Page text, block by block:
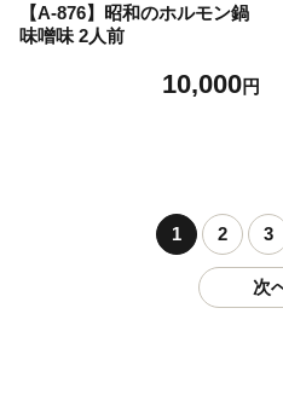
【A-876】昭和のホルモン鍋
味噌味 2人前
10,000円
1 2 3
次